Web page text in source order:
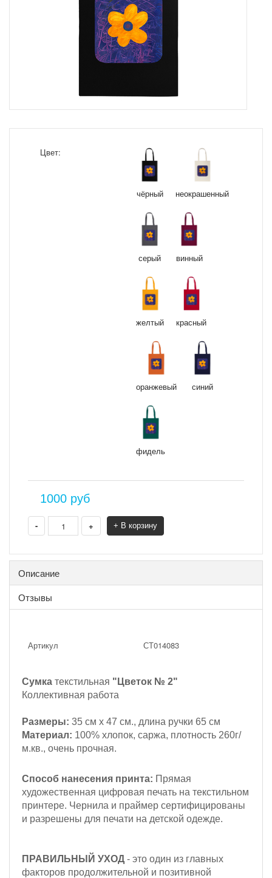
Цвет:
чёрный неокрашенный
серый винный
желтый красный
оранжевый синий
фидель
1000 руб
- + + В корзину
Описание
Отзывы
Артикул СТ014083
Сумка текстильная "Цветок № 2"
Коллективная работа
Размеры: 35 см х 47 см., длина ручки 65 см
Материал: 100% хлопок, саржа, плотность 260г/
м.кв., очень прочная.
Способ нанесения принта: Прямая
художественная цифровая печать на текстильном
принтере. Чернила и праймер сертифицированы
и разрешены для печати на детской одежде.
ПРАВИЛЬНЫЙ УХОД - это один из главных
факторов продолжительной и позитивной